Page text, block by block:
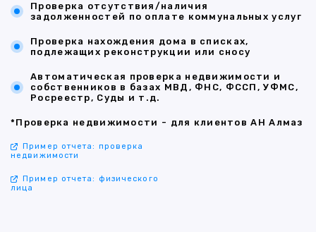
Проверка отсутствия/наличия
задолженностей по оплате коммунальных услуг
Проверка нахождения дома в списках,
подлежащих реконструкции или сносу
Автоматическая проверка недвижимости и
собственников в базах МВД, ФНС, ФССП, УФМС,
Росреестр, Суды и т.д.
*Проверка недвижимости - для клиентов АН Алмаз
Пример отчета: проверка
недвижимости
Пример отчета: физического
лица